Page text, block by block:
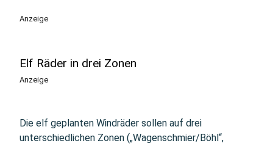
Anzeige
Elf Räder in drei Zonen
Anzeige
Die elf geplanten Windräder sollen auf drei
unterschiedlichen Zonen („Wagenschmier/Böhl“,